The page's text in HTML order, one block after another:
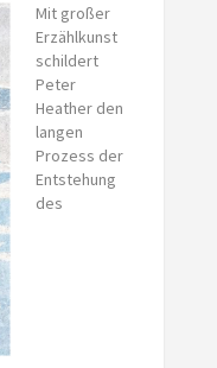
Mit großer
Erzählkunst
schildert
Peter
Heather den
langen
Prozess der
Entstehung
des